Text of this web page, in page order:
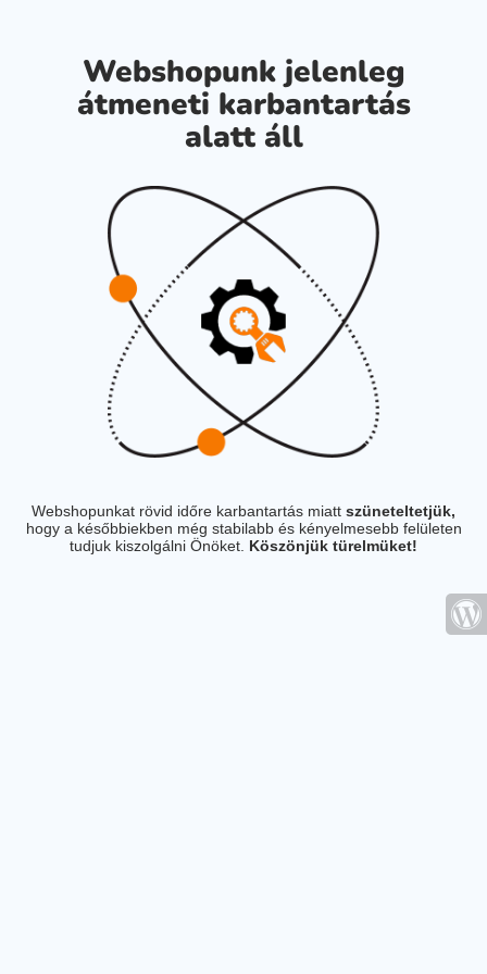
Webshopunk jelenleg
átmeneti karbantartás
alatt áll
Webshopunkat rövid időre karbantartás miatt szüneteltetjük,
hogy a későbbiekben még stabilabb és kényelmesebb felületen
tudjuk kiszolgálni Önöket. Köszönjük türelmüket!